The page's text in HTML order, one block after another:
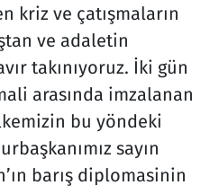
kriz ve çatışmaların
ve adaletin
takınıyoruz. İki gün
arasında imzalanan
bu yöndeki
sayın
barış diplomasinin